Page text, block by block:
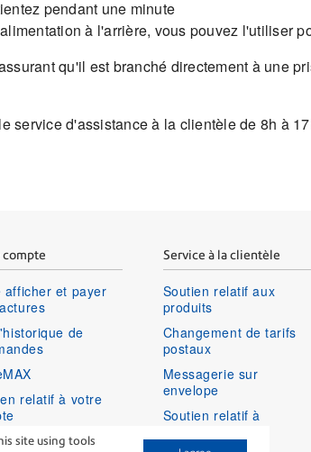
site using tools
pendant une minute
à l'arrière, vous pouvez l'utiliser
qu'il est branché directement à une
d'assistance à la clientèle de 8h à
compte
afficher et payer
de
relatif à votre
une session dans
Service à la clientèle
Soutien relatif aux
produits
Changement de tarifs
postaux
Messagerie sur
envelope
Soutien relatif à